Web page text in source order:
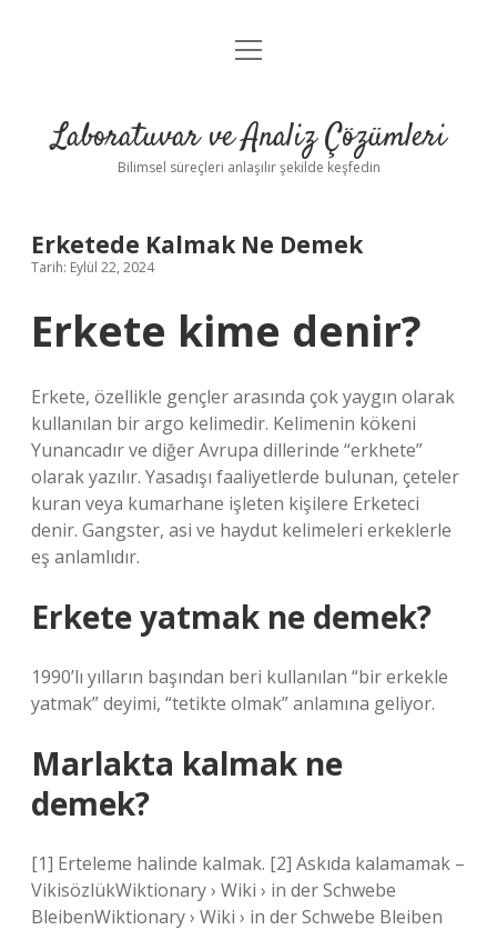
Anasayfa
Yasal Uyarı
menüyü
Laboratuvar ve Analiz Çözümleri
Bilimsel süreçleri anlaşılır şekilde keşfedin
Erketede Kalmak Ne Demek
Tarih: Eylül 22, 2024
Erkete kime denir?
Erkete, özellikle gençler arasında çok yaygın olarak
kullanılan bir argo kelimedir. Kelimenin kökeni
Yunancadır ve diğer Avrupa dillerinde “erkhete”
olarak yazılır. Yasadışı faaliyetlerde bulunan, çeteler
kuran veya kumarhane işleten kişilere Erketeci
denir. Gangster, asi ve haydut kelimeleri erkeklerle
eş anlamlıdır.
Erkete yatmak ne demek?
1990’lı yılların başından beri kullanılan “bir erkekle
yatmak” deyimi, “tetikte olmak” anlamına geliyor.
Marlakta kalmak ne
demek?
[1] Erteleme halinde kalmak. [2] Askıda kalamamak –
VikisözlükWiktionary › Wiki › in der Schwebe
BleibenWiktionary › Wiki › in der Schwebe Bleiben